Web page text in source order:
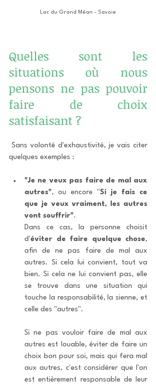
Lac du Grand Méan - Savoie
Quelles sont les
situations où nous
pensons ne pas pouvoir
faire de choix
satisfaisant ?
quelques exemples :
"Je ne veux pas faire de mal aux
autres", ou encore "Si je fais ce
que je veux vraiment, les autres
vont souffrir".
Dans ce cas, la personne choisit
d'éviter de faire quelque chose,
afin de ne pas faire de mal aux
autres. Si cela lui convient, tout va
bien. Si cela ne lui convient pas, elle
se trouve dans une situation qui
touche la responsabilité, la sienne, et
celle des "autres".
Si ne pas vouloir faire de mal aux
autres est louable, éviter de faire un
choix bon pour soi, mais qui fera mal
aux autres, c'est considérer que l'on
est entièrement responsable de leur